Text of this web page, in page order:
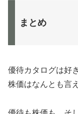
まとめ
優待カタログは好
株価はなんとも言